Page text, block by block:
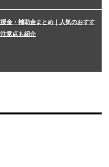
金・補助金まとめ｜人気のおすす
意点も紹介